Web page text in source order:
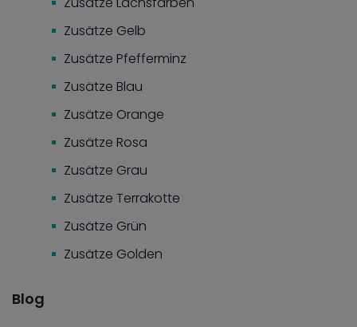
Zusätze Gelb
Zusätze Pfefferminz
Zusätze Blau
Zusätze Orange
Zusätze Rosa
Zusätze Grau
Zusätze Terrakotte
Zusätze Grün
Zusätze Golden
Blog